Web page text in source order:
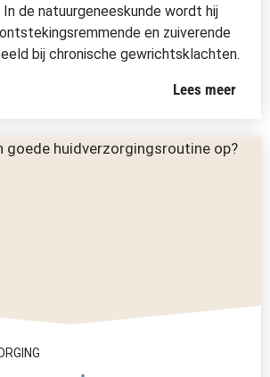
de natuurgeneeskunde wordt hij
en zuiverende
bij chronische gewrichtsklachten.
Lees meer